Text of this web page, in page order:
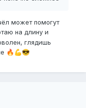
может помогут
на длину и
глядишь
🔥 💪😎